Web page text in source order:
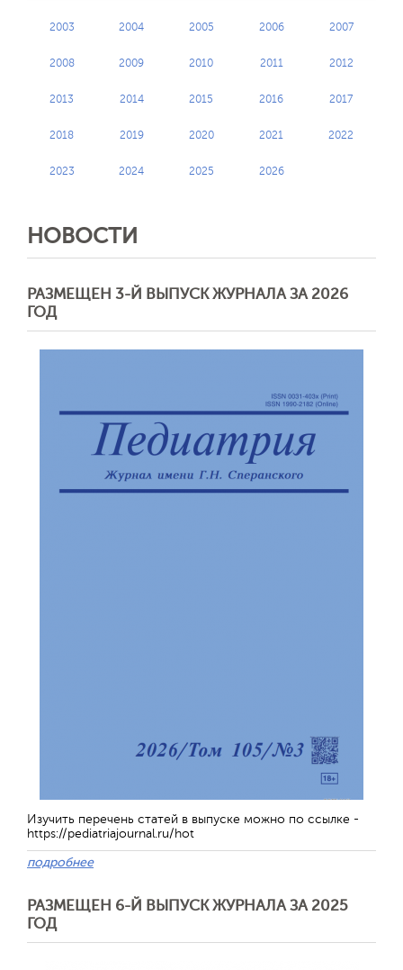
2003 2004 2005 2006 2007
2008 2009 2010 2011 2012
2013 2014 2015 2016 2017
2018 2019 2020 2021 2022
2023 2024 2025 2026
НОВОСТИ
РАЗМЕЩЕН 3-Й ВЫПУСК ЖУРНАЛА ЗА 2026
ГОД
Изучить перечень статей в выпуске можно по ссылке -
https://pediatriajournal.ru/hot
подробнее
РАЗМЕЩЕН 6-Й ВЫПУСК ЖУРНАЛА ЗА 2025
ГОД